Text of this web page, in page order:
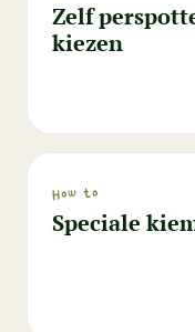
Zelf
kiezen
How to
Speciale